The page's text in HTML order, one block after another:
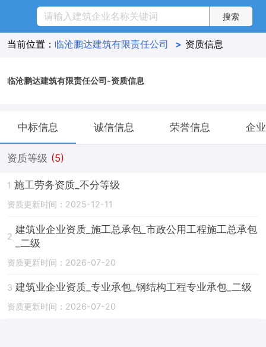
当前位置： 临沧鹏达建筑有限责任公司 > 资质信息
临沧鹏达建筑有限责任公司-资质信息
中标信息 诚信信息 荣誉信息 企
资质等级 (5)
1 施工劳务资质_不分等级
资质更新时间：2025-12-11
2
建筑业企业资质_施工总承包_市政公用工程施工总承包
_二级
资质更新时间：2026-07-20
3 建筑业企业资质_专业承包_钢结构工程专业承包_二级
资质更新时间：2026-07-20